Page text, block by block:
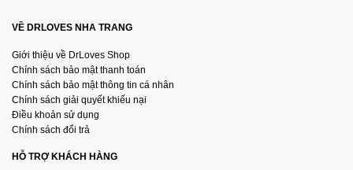
VỀ DRLOVES NHA TRANG
Giới thiệu về DrLoves Shop
Chính sách bảo mật thanh toán
Chính sách bảo mật thông tin cá nhân
Chính sách giải quyết khiếu nại
Điều khoản sử dụng
Chính sách đổi trả
HỖ TRỢ KHÁCH HÀNG